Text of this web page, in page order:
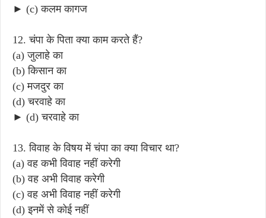
► (c) कलम कागज
12. चंपा के पिता क्या काम करते हैं?
(a) जुलाहे का
(b) किसान का
(c) मजदुर का
(d) चरवाहे का
► (d) चरवाहे का
13. विवाह के विषय में चंपा का क्या विचार था?
(a) वह कभी विवाह नहीं करेगी
(b) वह अभी विवाह करेगी
(c) वह अभी विवाह नहीं करेगी
(d) इनमें से कोई नहीं